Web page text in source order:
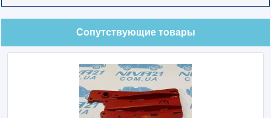
Сопутствующие товары